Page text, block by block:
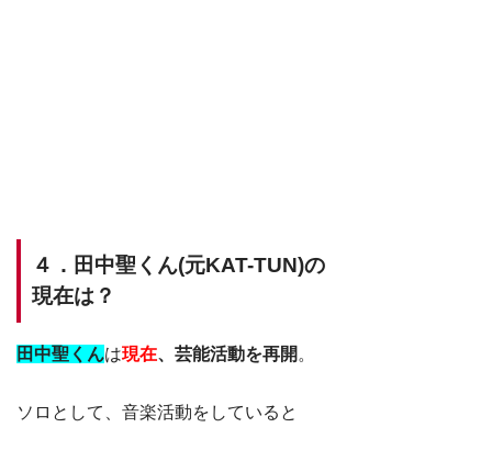
４．田中聖くん(元KAT-TUN)の
現在は？
田中聖くんは現在、芸能活動を再開 。
ソロとして、音楽活動をしていると